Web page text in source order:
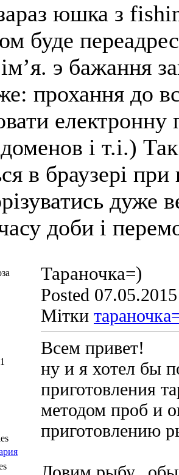
юшка з
буде
э бажання
прохання до
і т.і.)
в браузері
доби і
Тараночка=)
Posted
Мітки
Всем привет!
ну и я хотел бы
приготовления
методом проб и
приготовлению